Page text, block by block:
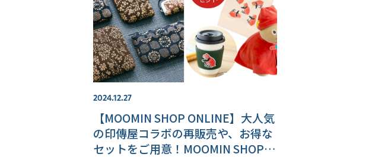
2024.12.27
【MOOMIN SHOP ONLINE】大人気
の印傳屋コラボの再販売や、お得な
セットをご用意！MOOMIN SHOP